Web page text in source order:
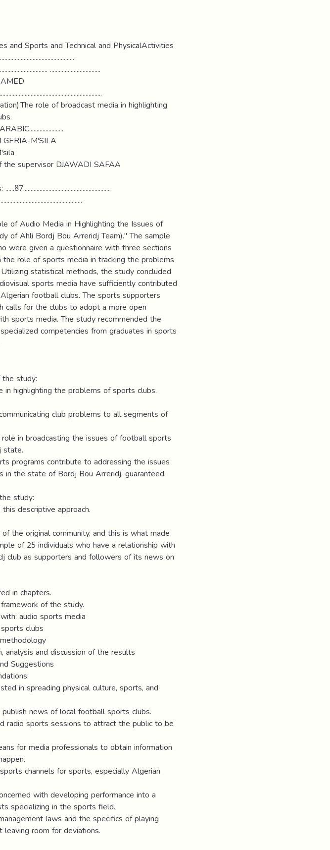
and Sports and Technical and PhysicalActivities
..................................
role of broadcast media in highlighting
M'SILA
supervisor DJAWADI SAFAA
of Audio Media in Highlighting the Issues of
of Ahli Bordj Bou Arreridj Team)." The sample
were given a questionnaire with three sections
role of sports media in tracking the problems
statistical methods, the study concluded
sports media have sufficiently contributed
football clubs. The sports supporters
calls for the clubs to adopt a more open
sports media. The study recommended the
competencies from graduates in sports
study:
in highlighting the problems of sports clubs.
club problems to all segments of
in broadcasting the issues of football sports
state.
programs contribute to addressing the issues
in the state of Bordj Bou Arreridj, guaranteed.
study:
descriptive approach.
the original community, and this is what made
of 25 individuals who have a relationship with
club as supporters and followers of its news on
in chapters.
of the study.
audio sports media
clubs
analysis and discussion of the results
Suggestions
in spreading physical culture, sports, and
news of local football sports clubs.
radio sports sessions to attract the public to be
for media professionals to obtain information
channels for sports, especially Algerian
with developing performance into a
specializing in the sports field.
laws and the specifics of playing
room for deviations.